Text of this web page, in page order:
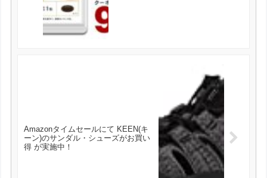
Amazonタイムセールにて KEEN(キ
ーン)のサンダル・シューズがお買い
得 が実施中！